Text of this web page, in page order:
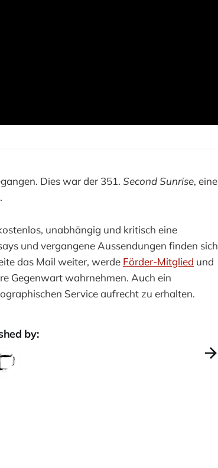
Dies war der 351. Second Sunrise, eine
unabhängig und kritisch eine
und vergangene Aussendungen finden sich
das Mail weiter, werde Förder-Mitglied und
Gegenwart wahrnehmen. Auch ein
Service aufrecht zu erhalten.
by: